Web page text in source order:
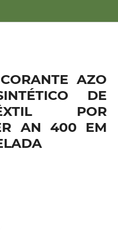
AZO
DE
POR
AN 400 EM